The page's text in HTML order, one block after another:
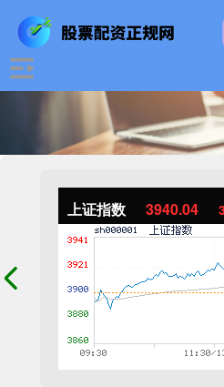
上证指数 3940.04